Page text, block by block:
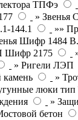
ТПФэ
» Звенья
144.1
»»
Шифр 1484
Шифр 2175
» Ригели ЛЭП
»
люки тип
»
бетон